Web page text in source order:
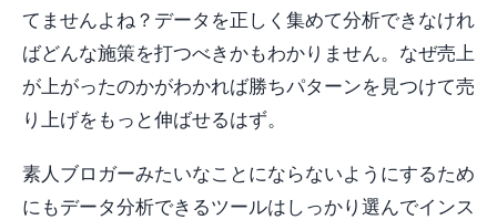
てませんよね？データを正しく集めて分析できなけれ
ばどんな施策を打つべきかもわかりません。なぜ売上
が上がったのかがわかれば勝ちパターンを見つけて売
り上げをもっと伸ばせるはず。
素人ブロガーみたいなことにならないようにするため
にもデータ分析できるツールはしっかり選んでインス